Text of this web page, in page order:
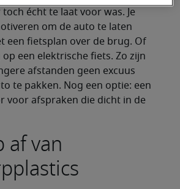
écht te laat voor was. Je
om de auto te laten
een fietsplan over de brug. Of
een elektrische fiets. Zo zijn
afstanden geen excuus
te pakken. Nog een optie: een
voor afspraken die dicht in de
van